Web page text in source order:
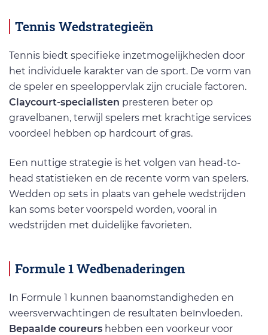
Tennis Wedstrategieën
Tennis biedt specifieke inzetmogelijkheden door
het individuele karakter van de sport. De vorm van
de speler en speeloppervlak zijn cruciale factoren.
Claycourt-specialisten presteren beter op
gravelbanen, terwijl spelers met krachtige services
voordeel hebben op hardcourt of gras.
Een nuttige strategie is het volgen van head-to-
head statistieken en de recente vorm van spelers.
Wedden op sets in plaats van gehele wedstrijden
kan soms beter voorspeld worden, vooral in
wedstrijden met duidelijke favorieten.
Formule 1 Wedbenaderingen
In Formule 1 kunnen baanomstandigheden en
weersverwachtingen de resultaten beïnvloeden.
Bepaalde coureurs hebben een voorkeur voor